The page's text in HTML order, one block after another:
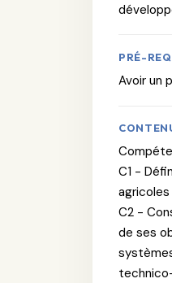
PRÉ-
Avoir un
C1 -
agricoles
C2 -
de ses